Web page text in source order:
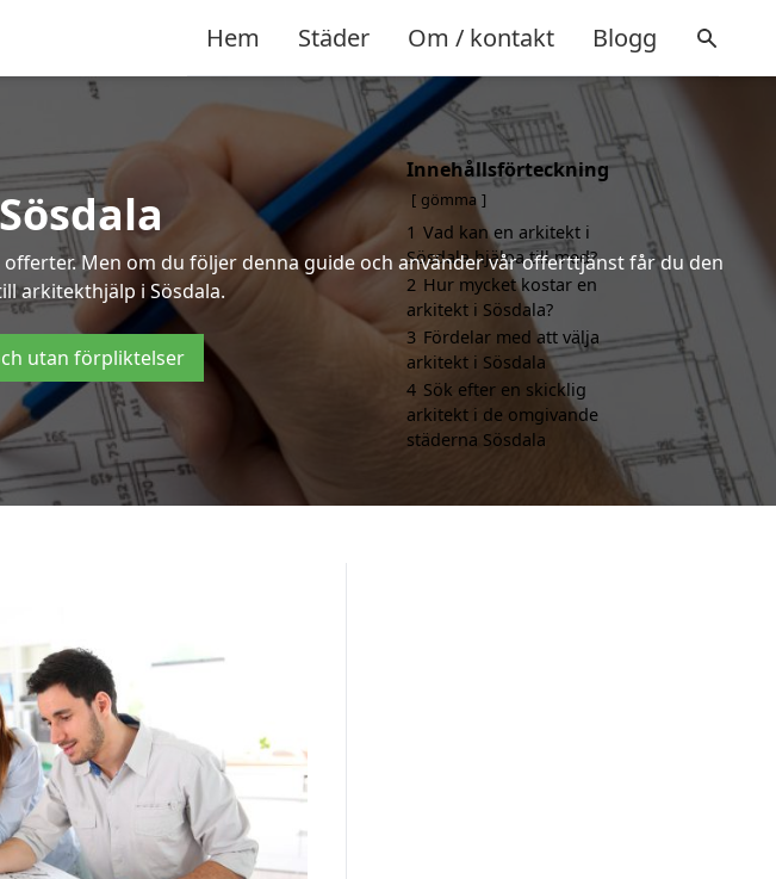
Hem Städer Om / kontakt Blogg
Men om du följer denna guide och använder vår offerttjänst får du den
arkitekthjälp i Sösdala.
utan förpliktelser
Innehållsförteckning
gömma
1 Vad kan en arkitekt i
Sösdala hjälpa till med?
2 Hur mycket kostar en
arkitekt i Sösdala?
3 Fördelar med att välja
arkitekt i Sösdala
4 Sök efter en skicklig
arkitekt i de omgivande
städerna Sösdala